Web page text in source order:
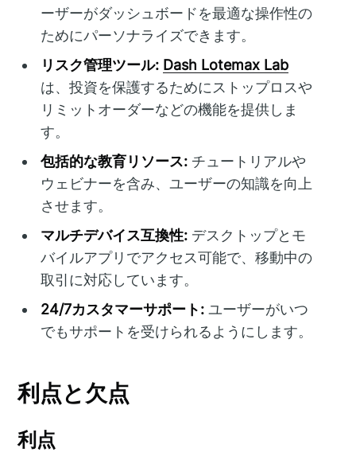
ーザーがダッシュボードを最適な操作性の
ためにパーソナライズできます。
リスク管理ツール: Dash Lotemax Lab
は、投資を保護するためにストップロスや
リミットオーダーなどの機能を提供しま
す。
包括的な教育リソース: チュートリアルや
ウェビナーを含み、ユーザーの知識を向上
させます。
マルチデバイス互換性: デスクトップとモ
バイルアプリでアクセス可能で、移動中の
取引に対応しています。
24/7カスタマーサポート: ユーザーがいつ
でもサポートを受けられるようにします。
利点と欠点
利点